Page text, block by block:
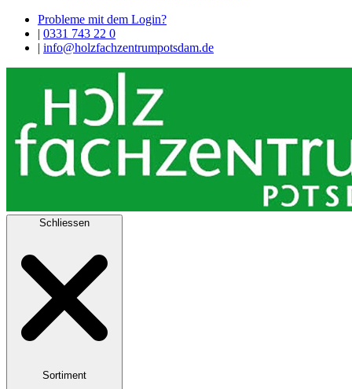
Probleme mit dem Login?
| 0331 743 22 0
| info@holzfachzentrumpotsdam.de
Schliessen
Sortiment